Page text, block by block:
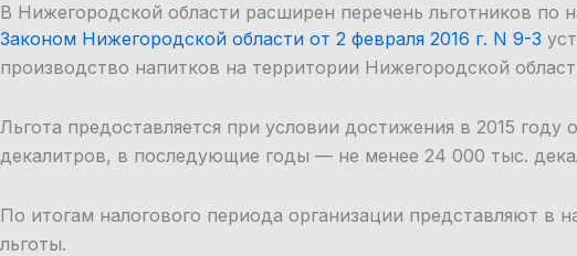
В Нижегородской области расширен перечень льготников по
Законом Нижегородской области от 2 февраля 2016 г. N 9-З
производство напитков на территории Нижегородской
Льгота предоставляется при условии достижения в 2015
декалитров, в последующие годы — не менее 24 000 тыс.
По итогам налогового периода организации представляют
льготы.